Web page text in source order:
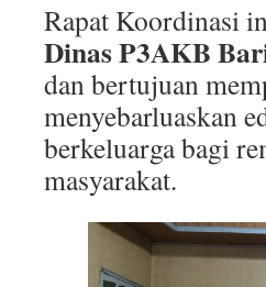
Rapat Koordinasi
Dinas P3AKB
dan bertujuan
menyebarluaskan
berkeluarga bagi
masyarakat.